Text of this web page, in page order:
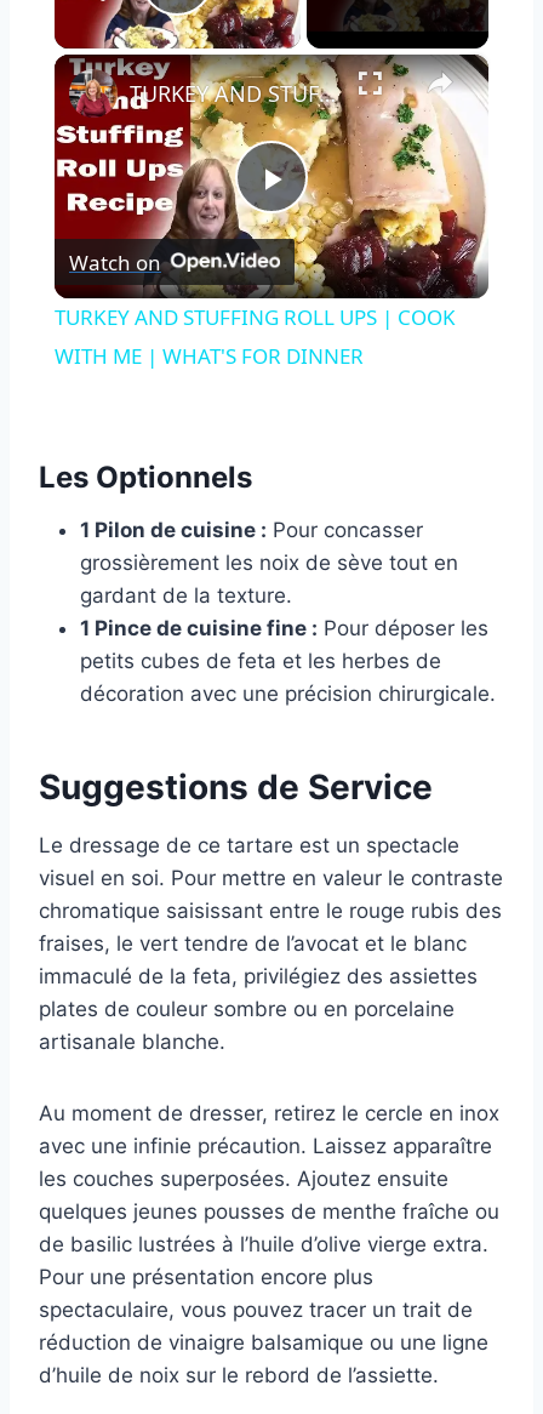
Play Video
×
Play
Video
TURKEY AND STUFFING ROLL UPS | COOK WITH ME | WHAT'S FOR DINNER
Watch on
TURKEY AND STUFFING ROLL UPS | COOK
WITH ME | WHAT'S FOR DINNER
Les Optionnels
1 Pilon de cuisine : Pour concasser
grossièrement les noix de sève tout en
gardant de la texture.
1 Pince de cuisine fine : Pour déposer les
petits cubes de feta et les herbes de
décoration avec une précision chirurgicale.
Suggestions de Service
Le dressage de ce tartare est un spectacle
visuel en soi. Pour mettre en valeur le contraste
chromatique saisissant entre le rouge rubis des
fraises, le vert tendre de l’avocat et le blanc
immaculé de la feta, privilégiez des assiettes
plates de couleur sombre ou en porcelaine
artisanale blanche.
Au moment de dresser, retirez le cercle en inox
avec une infinie précaution. Laissez apparaître
les couches superposées. Ajoutez ensuite
quelques jeunes pousses de menthe fraîche ou
de basilic lustrées à l’huile d’olive vierge extra.
Pour une présentation encore plus
spectaculaire, vous pouvez tracer un trait de
réduction de vinaigre balsamique ou une ligne
d’huile de noix sur le rebord de l’assiette.